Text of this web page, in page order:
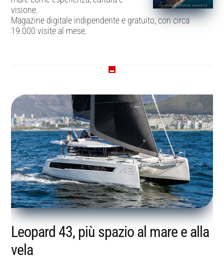
visione.
Magazine digitale indipendente e gratuito, con circa
19.000 visite al mese.
Leopard 43, più spazio al mare e alla
vela